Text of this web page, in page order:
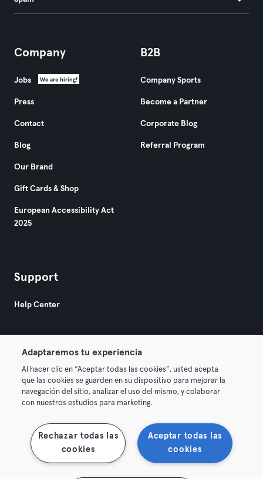
Company
Jobs We are hiring!
Press
Contact
Blog
Our Brand
Gift Cards & Shop
European Accessibility Act
2025
B2B
Company Sports
Become a Partner
Corporate Blog
Referral Program
Support
Help Center
© 2026 Urban Sports Group GmbH. All rights reserved.
Terms & Conditions Privacy Imprint
Terminate contracts here Withdraw contracts here
Adaptaremos tu experiencia
Al hacer clic en “Aceptar todas las cookies”, usted acepta
que las cookies se guarden en su dispositivo para mejorar la
navegación del sitio, analizar el uso del mismo, y colaborar
con nuestros estudios para marketing.
Aceptar todas las
cookies
Rechazar todas las
cookies